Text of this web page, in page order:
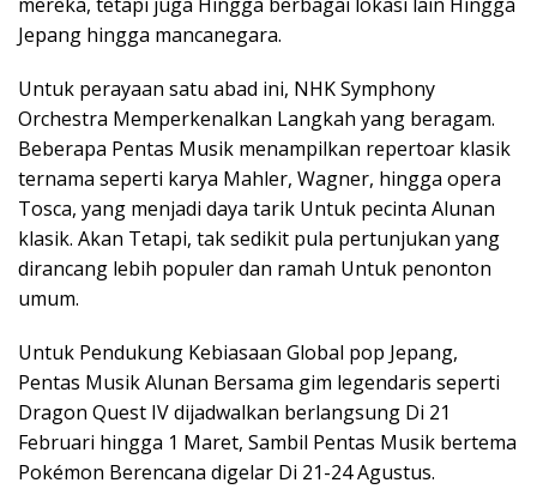
Jepang hingga mancanegara.
Untuk perayaan satu abad ini, NHK Symphony
Orchestra Memperkenalkan Langkah yang beragam.
Beberapa Pentas Musik menampilkan repertoar klasik
ternama seperti karya Mahler, Wagner, hingga opera
Tosca, yang menjadi daya tarik Untuk pecinta Alunan
klasik. Akan Tetapi, tak sedikit pula pertunjukan yang
dirancang lebih populer dan ramah Untuk penonton
umum.
Untuk Pendukung Kebiasaan Global pop Jepang,
Pentas Musik Alunan Bersama gim legendaris seperti
Dragon Quest IV dijadwalkan berlangsung Di 21
Februari hingga 1 Maret, Sambil Pentas Musik bertema
Pokémon Berencana digelar Di 21-24 Agustus.